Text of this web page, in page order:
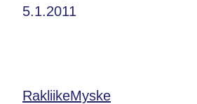
5.1.2011
RakliikeMyske